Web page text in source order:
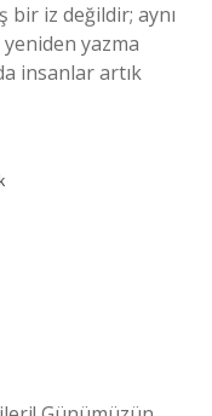
bir iz değildir; aynı
yazma
insanlar artık